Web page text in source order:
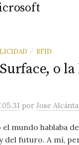
/ RFID
o la
por Jose
el mundo hablaba
del futuro. A mí,